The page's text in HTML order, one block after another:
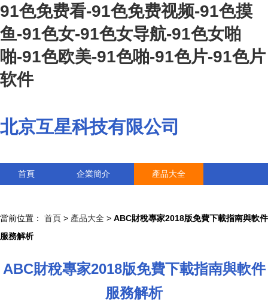
91色免费看-91色免费视频-91色摸
鱼-91色女-91色女导航-91色女啪
啪-91色欧美-91色啪-91色片-91色片
软件
北京互星科技有限公司
首頁 企業簡介 產品大全
當前位置： 首頁 > 產品大全 > ABC財稅專家2018版免費下載指南與軟件
服務解析
ABC財稅專家2018版免費下載指南與軟件
服務解析